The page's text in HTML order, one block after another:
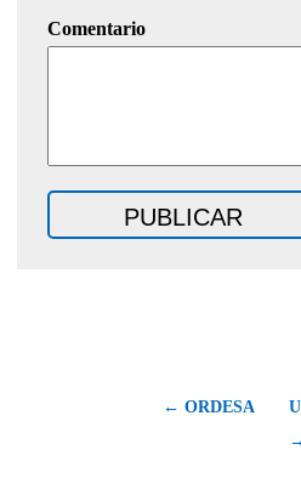
Comentario
← ORDESA
→